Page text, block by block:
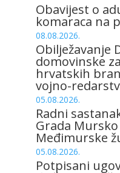
Obavijest o
komaraca na
08.08.2026.
Obilježavanje
domovinske
hrvatskih
vojno-
05.08.2026.
Radni
Grada
Međimurske
05.08.2026.
Potpisani